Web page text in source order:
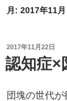
月: 2017年11月
投
稿
日:
2017年11月22日
認知症×
団塊の世代